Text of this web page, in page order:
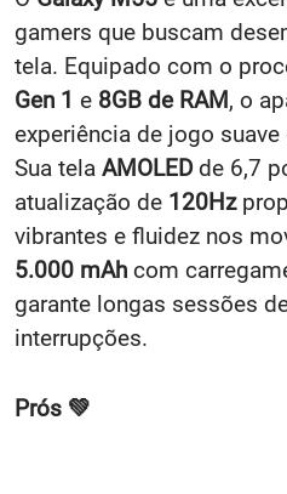
gamers que buscam
tela. Equipado com o
Gen 1 e 8GB de RAM, o
experiência de jogo
Sua tela AMOLED de 6,7
atualização de 120Hz
vibrantes e fluidez nos
5.000 mAh com
garante longas sessões
interrupções.
Prós 💚